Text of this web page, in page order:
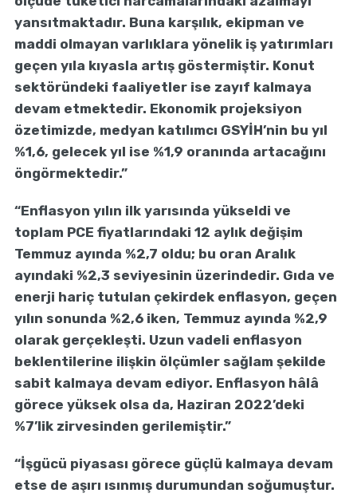
yansıtmaktadır. Buna karşılık, ekipman ve
maddi olmayan varlıklara yönelik iş yatırımları
geçen yıla kıyasla artış göstermiştir. Konut
sektöründeki faaliyetler ise zayıf kalmaya
devam etmektedir. Ekonomik projeksiyon
özetimizde, medyan katılımcı GSYİH’nin bu yıl
%1,6, gelecek yıl ise %1,9 oranında artacağını
öngörmektedir.”
“Enflasyon yılın ilk yarısında yükseldi ve
toplam PCE fiyatlarındaki 12 aylık değişim
Temmuz ayında %2,7 oldu; bu oran Aralık
ayındaki %2,3 seviyesinin üzerindedir. Gıda ve
enerji hariç tutulan çekirdek enflasyon, geçen
yılın sonunda %2,6 iken, Temmuz ayında %2,9
olarak gerçekleşti. Uzun vadeli enflasyon
beklentilerine ilişkin ölçümler sağlam şekilde
sabit kalmaya devam ediyor. Enflasyon hâlâ
görece yüksek olsa da, Haziran 2022’deki
%7’lik zirvesinden gerilemiştir.”
“İşgücü piyasası görece güçlü kalmaya devam
etse de aşırı ısınmış durumundan soğumuştur.